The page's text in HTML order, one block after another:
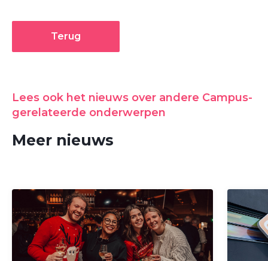
Terug
Lees ook het nieuws over andere Campus-
gerelateerde onderwerpen
Meer nieuws